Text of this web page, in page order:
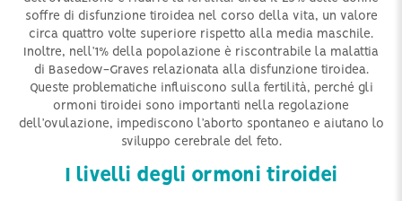
soffre di disfunzione tiroidea nel corso della vita, un valore
circa quattro volte superiore rispetto alla media maschile.
Inoltre, nell’1% della popolazione è riscontrabile la malattia
di Basedow-Graves relazionata alla disfunzione tiroidea.
Queste problematiche influiscono sulla fertilità, perché gli
ormoni tiroidei sono importanti nella regolazione
dell’ovulazione, impediscono l’aborto spontaneo e aiutano lo
sviluppo cerebrale del feto.
I livelli degli ormoni tiroidei